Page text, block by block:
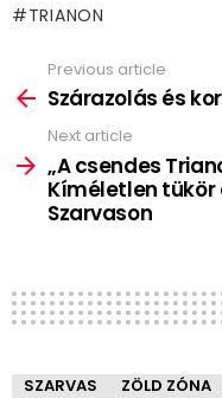
TRIANON
more
Previous article
Szárazolás és
Next article
„A csendes
Kíméletlen tükör
Szarvason
SZARVAS ZÖLD ZÓNA